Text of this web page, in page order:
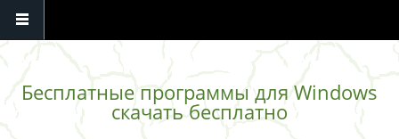
Перейти к основному содержанию
Бесплатные программы для Windows
скачать бесплатно